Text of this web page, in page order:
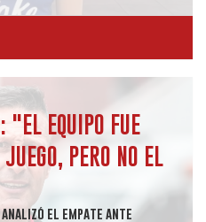
"EL EQUIPO FUE
PERO NO EL
el empate ante